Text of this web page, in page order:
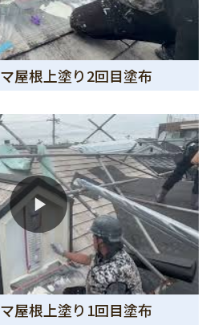
屋根上塗り2回目塗布
屋根上塗り1回目塗布